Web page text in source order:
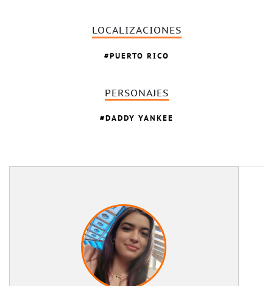
LOCALIZACIONES
PUERTO RICO
PERSONAJES
DADDY YANKEE